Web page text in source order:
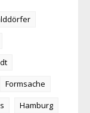
Formsache
Hamburg